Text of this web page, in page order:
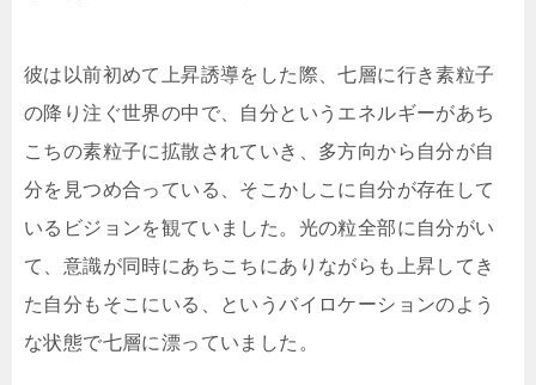
彼は以前初めて上昇誘導をした際、七層に行き素粒子
の降り注ぐ世界の中で、自分というエネルギーがあち
こちの素粒子に拡散されていき、多方向から自分が自
分を見つめ合っている、そこかしこに自分が存在して
いるビジョンを観ていました。光の粒全部に自分がい
て、意識が同時にあちこちにありながらも上昇してき
た自分もそこにいる、というバイロケーションのよう
な状態で七層に漂っていました。